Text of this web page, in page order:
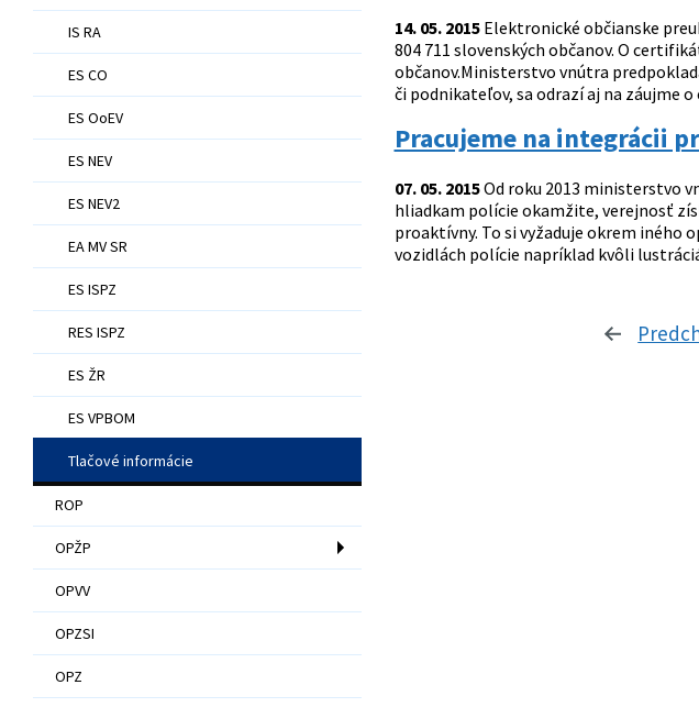
IS RA
ES CO
ES OoEV
ES NEV
ES NEV2
EA MV SR
ES ISPZ
RES ISPZ
ES ŽR
ES VPBOM
Tlačové informácie
ROP
OPŽP
OPVV
OPZSI
OPZ
14. 05. 2015Elektronické občianske
804 711 slovenských občanov. O
občanov.Ministerstvo vnútra
či podnikateľov, sa odrazí aj na záujme
Pracujeme na integrácii
07. 05. 2015Od roku 2013 ministerstvo
hliadkam polície okamžite, verejnosť
proaktívny. To si vyžaduje okrem
vozidlách polície napríklad kvôli